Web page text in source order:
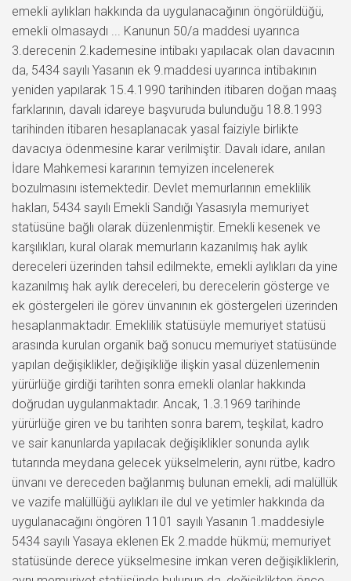
emekli aylıkları hakkında da uygulanacağının öngörüldüğü,
emekli olmasaydı ... Kanunun 50/a maddesi uyarınca
3.derecenin 2.kademesine intibakı yapılacak olan davacının
da, 5434 sayılı Yasanın ek 9.maddesi uyarınca intibakının
yeniden yapılarak 15.4.1990 tarihinden itibaren doğan maaş
farklarının, davalı idareye başvuruda bulunduğu 18.8.1993
tarihinden itibaren hesaplanacak yasal faiziyle birlikte
davacıya ödenmesine karar verilmiştir. Davalı idare, anılan
İdare Mahkemesi kararının temyizen incelenerek
bozulmasını istemektedir. Devlet memurlarının emeklilik
hakları, 5434 sayılı Emekli Sandığı Yasasıyla memuriyet
statüsüne bağlı olarak düzenlenmiştir. Emekli kesenek ve
karşılıkları, kural olarak memurların kazanılmış hak aylık
dereceleri üzerinden tahsil edilmekte, emekli aylıkları da yine
kazanılmış hak aylık dereceleri, bu derecelerin gösterge ve
ek göstergeleri ile görev ünvanının ek göstergeleri üzerinden
hesaplanmaktadır. Emeklilik statüsüyle memuriyet statüsü
arasında kurulan organik bağ sonucu memuriyet statüsünde
yapılan değişiklikler, değişikliğe ilişkin yasal düzenlemenin
yürürlüğe girdiği tarihten sonra emekli olanlar hakkında
doğrudan uygulanmaktadır. Ancak, 1.3.1969 tarihinde
yürürlüğe giren ve bu tarihten sonra barem, teşkilat, kadro
ve sair kanunlarda yapılacak değişiklikler sonunda aylık
tutarında meydana gelecek yükselmelerin, aynı rütbe, kadro
ünvanı ve dereceden bağlanmış bulunan emekli, adi malüllük
ve vazife malüllüğü aylıkları ile dul ve yetimler hakkında da
uygulanacağını öngören 1101 sayılı Yasanın 1.maddesiyle
5434 sayılı Yasaya eklenen Ek 2.madde hükmü; memuriyet
statüsünde derece yükselmesine imkan veren değişikliklerin,